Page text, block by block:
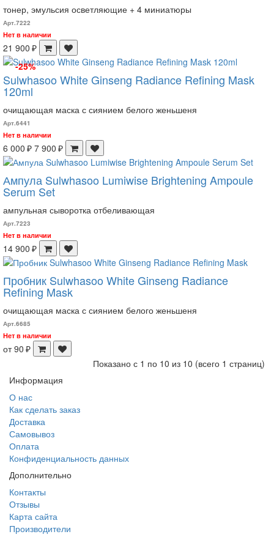
тонер, эмульсия осветляющие + 4 миниатюры
Арт.7222
Нет в наличии
21 900 ₽
-25%
Sulwhasoo White Ginseng Radiance Refining Mask
120ml
​очищающая маска с сиянием белого женьшеня
Арт.6441
Нет в наличии
6 000 ₽ 7 900 ₽
Ампула Sulwhasoo Lumiwise Brightening Ampoule
Serum Set
ампульная сыворотка отбеливающая
Арт.7223
Нет в наличии
14 900 ₽
Пробник Sulwhasoo White Ginseng Radiance
Refining Mask
​очищающая маска с сиянием белого женьшеня
Арт.6685
Нет в наличии
от 90 ₽
Показано с 1 по 10 из 10 (всего 1 страниц)
Информация
О нас
Как сделать заказ
Доставка
Самовывоз
Оплата
Конфиденциальность данных
Дополнительно
Контакты
Отзывы
Карта сайта
Производители